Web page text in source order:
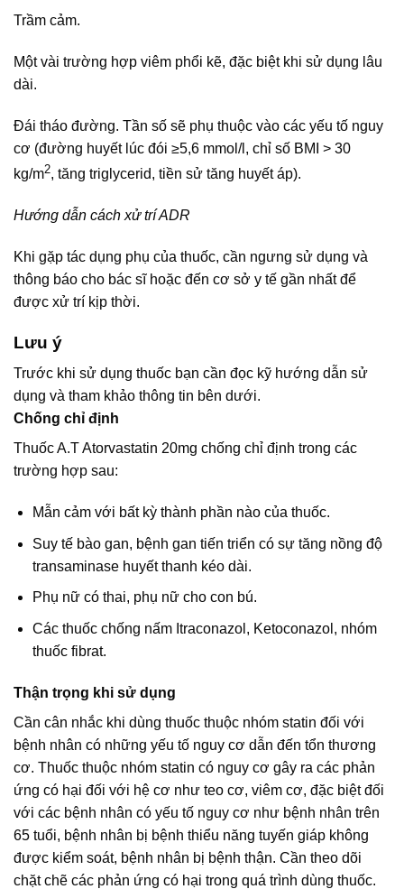
Trầm cảm.
Một vài trường hợp viêm phổi kẽ, đặc biệt khi sử dụng lâu
dài.
Đái tháo đường. Tần số sẽ phụ thuộc vào các yếu tố nguy
cơ (đường huyết lúc đói ≥5,6 mmol/l, chỉ số BMI > 30
kg/m2, tăng triglycerid, tiền sử tăng huyết áp).
Hướng dẫn cách xử trí ADR
Khi gặp tác dụng phụ của thuốc, cần ngưng sử dụng và
thông báo cho bác sĩ hoặc đến cơ sở y tế gần nhất để
được xử trí kịp thời.
Lưu ý
Trước khi sử dụng thuốc bạn cần đọc kỹ hướng dẫn sử
dụng và tham khảo thông tin bên dưới.
Chống chỉ định
Thuốc A.T Atorvastatin 20mg chống chỉ định trong các
trường hợp sau:
Mẫn cảm với bất kỳ thành phần nào của thuốc.
Suy tế bào gan, bệnh gan tiến triển có sự tăng nồng độ
transaminase huyết thanh kéo dài.
Phụ nữ có thai, phụ nữ cho con bú.
Các thuốc chống nấm Itraconazol, Ketoconazol, nhóm
thuốc fibrat.
Thận trọng khi sử dụng
Cần cân nhắc khi dùng thuốc thuộc nhóm statin đối với
bệnh nhân có những yếu tố nguy cơ dẫn đến tổn thương
cơ. Thuốc thuộc nhóm statin có nguy cơ gây ra các phản
ứng có hại đối với hệ cơ như teo cơ, viêm cơ, đặc biệt đối
với các bệnh nhân có yếu tố nguy cơ như bệnh nhân trên
65 tuổi, bệnh nhân bị bệnh thiểu năng tuyến giáp không
được kiểm soát, bệnh nhân bị bệnh thận. Cần theo dõi
chặt chẽ các phản ứng có hại trong quá trình dùng thuốc.